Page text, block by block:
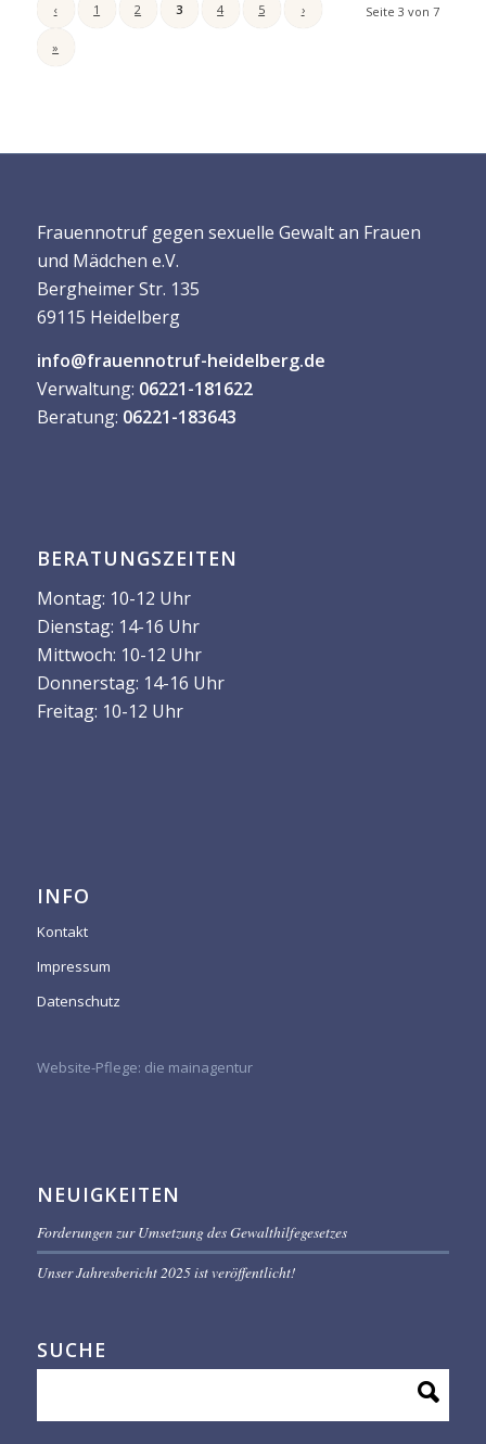
Seite 3 von 7
‹ 1 2 3 4 5 ›
»
Frauennotruf gegen sexuelle Gewalt an Frauen
und Mädchen e.V.
Bergheimer Str. 135
69115 Heidelberg
info@frauennotruf-heidelberg.de
Verwaltung: 06221-181622
Beratung: 06221-183643
BERATUNGSZEITEN
Montag: 10-12 Uhr
Dienstag: 14-16 Uhr
Mittwoch: 10-12 Uhr
Donnerstag: 14-16 Uhr
Freitag: 10-12 Uhr
INFO
Kontakt
Impressum
Datenschutz
Website-Pflege: die mainagentur
NEUIGKEITEN
Forderungen zur Umsetzung des Gewalthilfegesetzes
Unser Jahresbericht 2025 ist veröffentlicht!
SUCHE